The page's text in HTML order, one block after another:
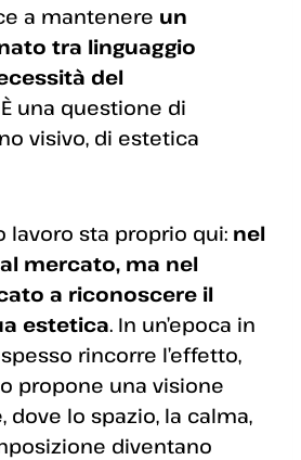
a mantenere un
tra linguaggio
del
È una questione di
visivo, di estetica
lavoro sta proprio qui: nel
mercato, ma nel
a riconoscere il
estetica. In un’epoca in
rincorre l’effetto,
propone una visione
lo spazio, la calma,
diventano